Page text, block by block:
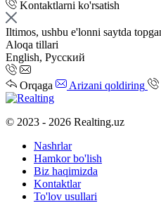
Kontaktlarni ko'rsatish
Iltimos, ushbu e'lonni saytda
Aloqa tillari
English, Русский
Orqaga Arizani qoldiring
© 2023 - 2026 Realting.uz
Nashrlar
Hamkor bo'lish
Biz haqimizda
Kontaktlar
To'lov usullari